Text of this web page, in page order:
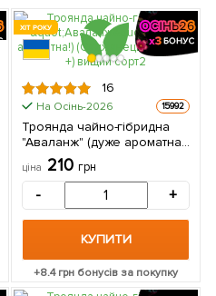
ХІТ РОКУ
16
На Осінь-2026 15992
Троянда чайно-гібридна
"Аваланж" (дуже ароматна!)
(Саджанець класу АА +)
вищий сорт 1 шт в упаковці
ціна 210 грн
- +
КУПИТИ
+8.4грн бонусів за покупку